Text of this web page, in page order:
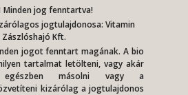
Minden jog fenntartva!
jogtulajdonosa: Vitamin
Zászlóshajó Kft.
jogot fenntart magának. A bio
tartalmat letölteni, vagy akár
másolni vagy a
kizárólag a jogtulajdonos